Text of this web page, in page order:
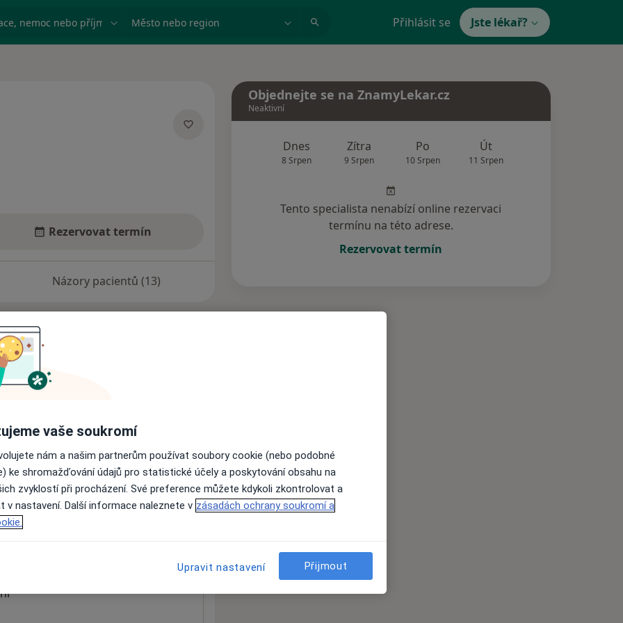
nemoc nebo příjmení Město nebo region Přihlásit se Jste lékař?
Rezervovat termín
Názory pacientů (13)
nejsou k dispozici
informace o svých službách.
Objednejte se na ZnamyLekar.cz
Neaktivní
Dnes
8 Srpen
Zítra
9 Srpen
Po
10 Srpen
Út
11 Srpen
Tento specialista nenabízí online rezervaci
termínu na této adrese.
Rezervovat termín
vaše soukromí
nám a našim partnerům používat soubory cookie (nebo podobné
ke shromažďování údajů pro statistické účely a poskytování obsahu na
zvyklostí při procházení. Své preference můžete kdykoli zkontrolovat a
v nastavení. Další informace naleznete v zásadách ochrany soukromí a
Upravit nastavení Přijmout